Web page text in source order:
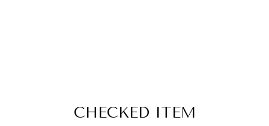
CHECKED ITEM